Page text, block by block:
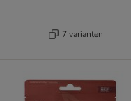
7 varianten